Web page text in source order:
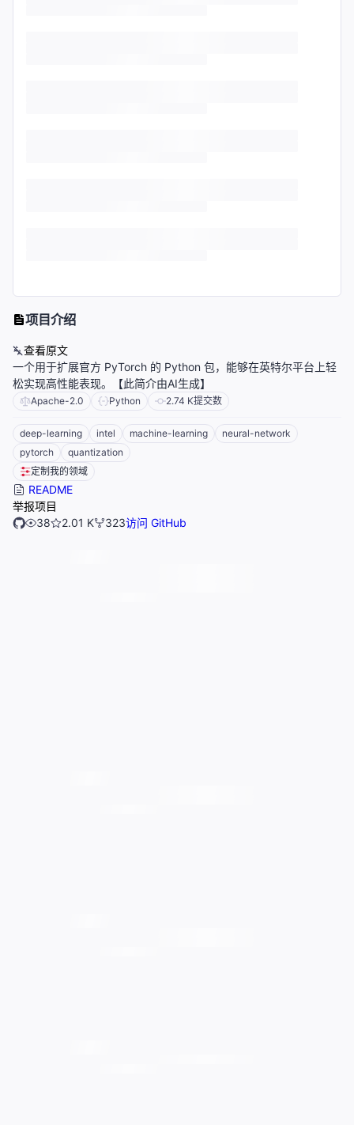
项目介绍
查看原文
一个用于扩展官方 PyTorch 的 Python 包，能够在英特尔平台上轻
松实现高性能表现。【此简介由AI生成】
Apache-2.0 Python 2.74 K提交数
deep-learning intel machine-learning
neural-network
pytorch
quantization
定制我的领域
README
举报项目
38
2.01 K 323访问 GitHub